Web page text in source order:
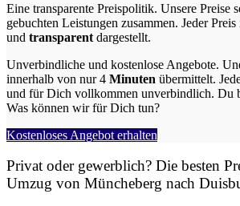
Eine transparente Preispolitik. Unsere Preise
gebuchten Leistungen zusammen. Jeder Preis
und transparent dargestellt.
Unverbindliche und kostenlose Angebote.
innerhalb von nur 4 Minuten übermittelt.
und für Dich vollkommen unverbindlich. Du
Was können wir für Dich tun?
Kostenloses Angebot erhalten
Privat oder gewerblich? Die besten
Umzug von Müncheberg nach